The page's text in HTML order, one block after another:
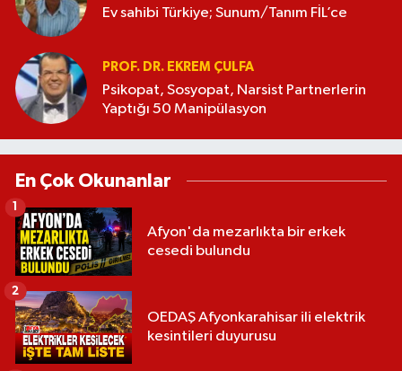
Ev sahibi Türkiye; Sunum/Tanım FİL’ce
PROF. DR. EKREM ÇULFA
Psikopat, Sosyopat, Narsist Partnerlerin
Yaptığı 50 Manipülasyon
En Çok Okunanlar
Afyon'da mezarlıkta bir erkek
cesedi bulundu
1
OEDAŞ Afyonkarahisar ili elektrik
kesintileri duyurusu
2